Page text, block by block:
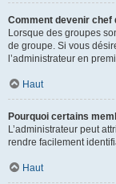
Comment devenir chef
Lorsque des groupes
de groupe. Si vous
l’administrateur en
Haut
Pourquoi certains
L’administrateur peut
rendre facilement
Haut